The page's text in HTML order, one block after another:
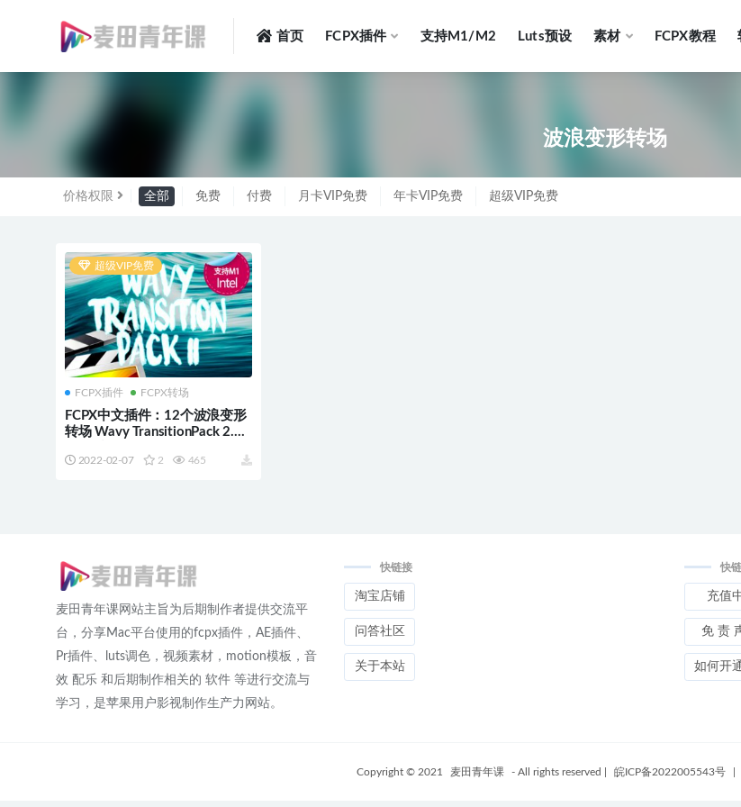
首页 FCPX插件 支持M1/M2 Luts预设 素材 FCPX教程
波浪变形转场
价格权限 全部 免费 付费 月卡VIP免费 年卡VIP免费 超级VIP免费
超级VIP免费
FCPX插件 FCPX转场
FCPX中文插件：12个波浪变形
转场 Wavy TransitionPack 2.0
2022-02-07 2 465
麦田青年课网站主旨为后期制作者提供交流平
台，分享Mac平台使用的fcpx插件，AE插件、
Pr插件、luts调色，视频素材，motion模板，音
效 配乐 和后期制作相关的 软件 等进行交流与
学习，是苹果用户影视制作生产力网站。
快链接
淘宝店铺
问答社区
关于本站
快
充值
免 责
如何开
Copyright © 2021 麦田青年课 - All rights reserved 皖ICP备2022005543号